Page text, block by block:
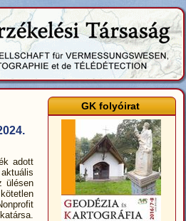
adott
ülésen
GK folyóirat